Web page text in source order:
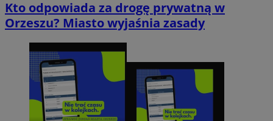
Kto odpowiada za drogę prywatną w
Orzeszu? Miasto wyjaśnia zasady